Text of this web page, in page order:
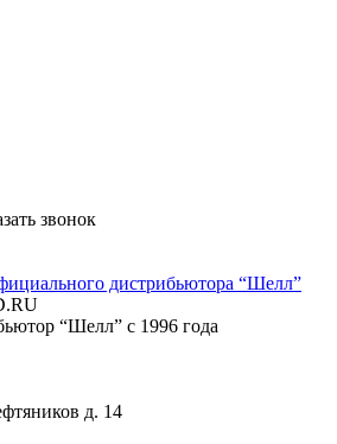
звонок
“Шелл” с 1996 года
д. 14